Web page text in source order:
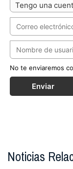
Tengo una
No te enviaremos
Enviar
Noticias